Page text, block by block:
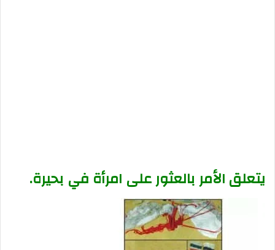
يتعلق الأمر بالعثور على امرأة في بحيرة.